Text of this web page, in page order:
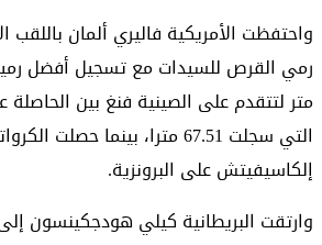
واحتفظت الأمريكية فاليري ألمان
متر لتتقدم على الصينية فنغ بين الحاصلة
التي سجلت 67.51 مترا، بينما حصلت
إلكاسيفيتش على البرونزية.
وارتقت البريطانية كيلي هودجكينسون